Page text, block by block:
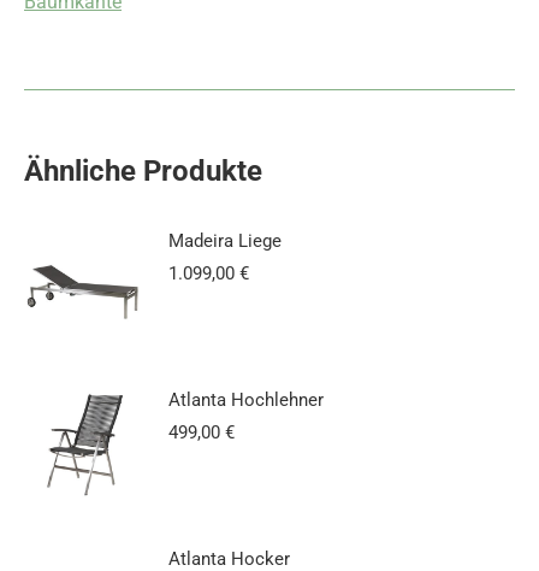
Ähnliche Produkte
Madeira Liege
1.099,00 €
Atlanta Hochlehner
499,00 €
Atlanta Hocker